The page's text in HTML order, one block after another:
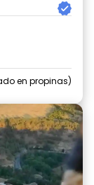
en propinas